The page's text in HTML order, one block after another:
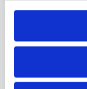
A
ALFA ROMEO